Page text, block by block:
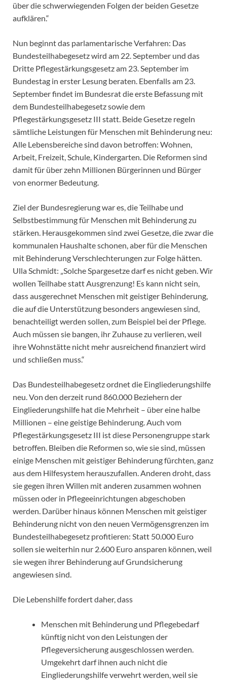
über die schwerwiegenden Folgen der beiden Gesetze
aufklären.“
Nun beginnt das parlamentarische Verfahren: Das
Bundesteilhabegesetz wird am 22. September und das
Dritte Pflegestärkungsgesetz am 23. September im
Bundestag in erster Lesung beraten. Ebenfalls am 23.
September findet im Bundesrat die erste Befassung mit
dem Bundesteilhabegesetz sowie dem
Pflegestärkungsgesetz III statt. Beide Gesetze regeln
sämtliche Leistungen für Menschen mit Behinderung neu:
Alle Lebensbereiche sind davon betroffen: Wohnen,
Arbeit, Freizeit, Schule, Kindergarten. Die Reformen sind
damit für über zehn Millionen Bürgerinnen und Bürger
von enormer Bedeutung.
Ziel der Bundesregierung war es, die Teilhabe und
Selbstbestimmung für Menschen mit Behinderung zu
stärken. Herausgekommen sind zwei Gesetze, die zwar die
kommunalen Haushalte schonen, aber für die Menschen
mit Behinderung Verschlechterungen zur Folge hätten.
Ulla Schmidt: „Solche Spargesetze darf es nicht geben. Wir
wollen Teilhabe statt Ausgrenzung! Es kann nicht sein,
dass ausgerechnet Menschen mit geistiger Behinderung,
die auf die Unterstützung besonders angewiesen sind,
benachteiligt werden sollen, zum Beispiel bei der Pflege.
Auch müssen sie bangen, ihr Zuhause zu verlieren, weil
ihre Wohnstätte nicht mehr ausreichend finanziert wird
und schließen muss.“
Das Bundesteilhabegesetz ordnet die Eingliederungshilfe
neu. Von den derzeit rund 860.000 Beziehern der
Eingliederungshilfe hat die Mehrheit – über eine halbe
Millionen – eine geistige Behinderung. Auch vom
Pflegestärkungsgesetz III ist diese Personengruppe stark
betroffen. Bleiben die Reformen so, wie sie sind, müssen
einige Menschen mit geistiger Behinderung fürchten, ganz
aus dem Hilfesystem herauszufallen. Anderen droht, dass
sie gegen ihren Willen mit anderen zusammen wohnen
müssen oder in Pflegeeinrichtungen abgeschoben
werden. Darüber hinaus können Menschen mit geistiger
Behinderung nicht von den neuen Vermögensgrenzen im
Bundesteilhabegesetz profitieren: Statt 50.000 Euro
sollen sie weiterhin nur 2.600 Euro ansparen können, weil
sie wegen ihrer Behinderung auf Grundsicherung
angewiesen sind.
Die Lebenshilfe fordert daher, dass
Menschen mit Behinderung und Pflegebedarf
künftig nicht von den Leistungen der
Pflegeversicherung ausgeschlossen werden.
Umgekehrt darf ihnen auch nicht die
Eingliederungshilfe verwehrt werden, weil sie